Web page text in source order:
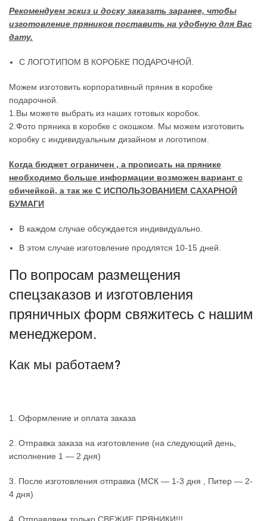
Рекомендуем эскиз и доску заказать заранее, чтобы
изготовление пряников поставить на удобную для Вас
дату.
С ЛОГОТИПОМ В КОРОБКЕ ПОДАРОЧНОЙ.
Можем изготовить корпоративный пряник в коробке
подарочной.
1.Вы можете выбрать из наших готовых коробок.
2.Фото пряника в коробке с окошком. Мы можем изготовить
коробку с индивидуальным дизайном и логотипом.
Когда бюджет ограничен , а прописать на прянике
необходимо больше информации возможен вариант с
обичейкой, а так же С ИСПОЛЬЗОВАНИЕМ САХАРНОЙ
БУМАГИ
В каждом случае обсуждается индивидуально.
В этом случае изготовление продлятся 10-15 дней.
По вопросам размещения
спецзаказов и изготовления
пряничных форм свяжитесь с нашим
менеджером.
Как мы работаем?
1. Оформление и оплата заказа
2. Отправка заказа на изготовление (на следующий день,
исполнение 1 — 2 дня)
3. После изготовления отправка (МСК — 1-3 дня , Питер — 2-
4 дня)